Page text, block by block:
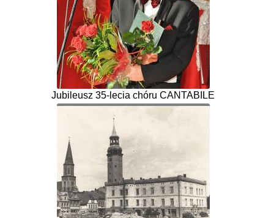
Jubileusz 35-lecia chóru CANTABILE